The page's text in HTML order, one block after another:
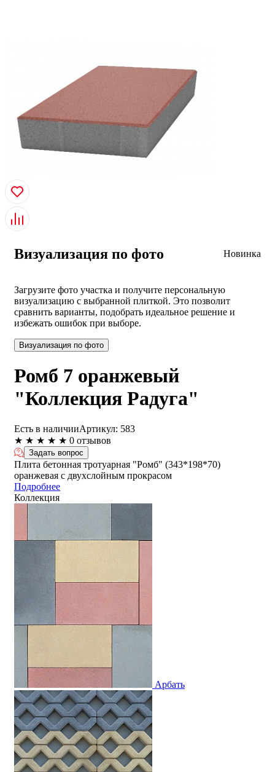
Визуализация по фото Новинка
Загрузите фото участка и получите персональную
визуализацию с выбранной плиткой. Это позволит
сравнить варианты, подобрать идеальное решение и
избежать ошибок при выборе.
Визуализация по фото
Ромб 7 оранжевый
"Коллекция Радуга"
Есть в наличииАртикул: 583
★ ★ ★ ★ ★ 0 отзывов
Задать вопрос
Плита бетонная тротуарная "Ромб" (343*198*70)
оранжевая с двухслойным прокрасом
Подробнее
Коллекция
Арбать